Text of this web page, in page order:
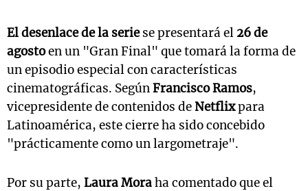
El desenlace de la seriese presentará el 26 de
agostoen un "Gran Final" que tomará la forma de
un episodio especial con características
cinematográficas. SegúnFrancisco Ramos,
vicepresidente de contenidos deNetflixpara
Latinoamérica, este cierre ha sido concebido
"prácticamente como un largometraje".
Por su parte, Laura Moraha comentado que el